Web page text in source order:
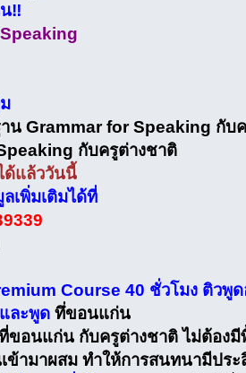
‼️
น Grammar for Speaking กับ
กับครูต่างชาติ
ด้แล้ววันนี้
เพิ่มเติมได้ที่
Course 40 ชั่วโมง ติวพูด
ละพูดทึ่ขอนแก่น
ขอนแก่น กับครูต่างชาติ ไม่ต้องมี
ข้ามาผสม ทำให้การสนทนามีปร